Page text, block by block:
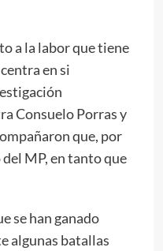
a la labor que tiene
en si
Consuelo Porras y
que, por
MP, en tanto que
se han ganado
algunas batallas